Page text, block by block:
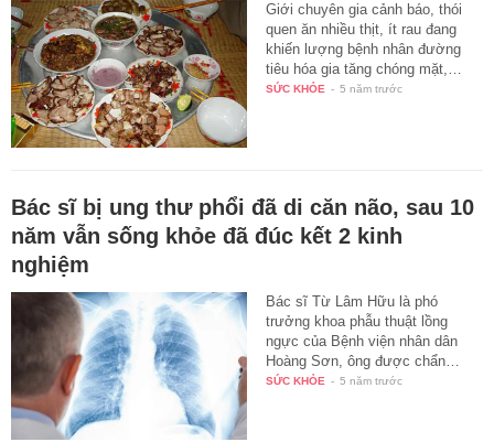
Giới chuyên gia cảnh báo, thói
quen ăn nhiều thịt, ít rau đang
khiến lượng bệnh nhân đường
tiêu hóa gia tăng chóng mặt,…
SỨC KHỎE - 5 năm trước
Bác sĩ bị ung thư phổi đã di căn não, sau 10
năm vẫn sống khỏe đã đúc kết 2 kinh
nghiệm
Bác sĩ Từ Lâm Hữu là phó
trưởng khoa phẫu thuật lồng
ngực của Bệnh viện nhân dân
Hoàng Sơn, ông được chẩn…
SỨC KHỎE - 5 năm trước